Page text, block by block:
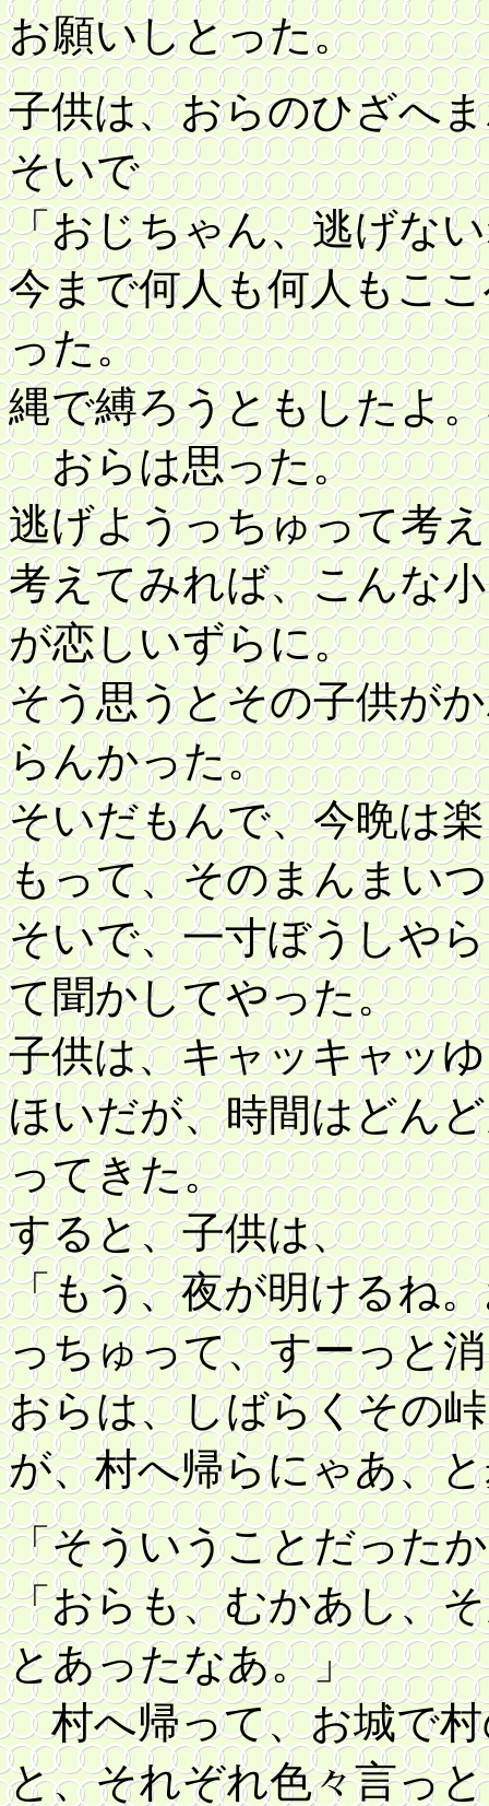
お願いしとった。
子供は、おらのひざへ
そいで
「おじちゃん、逃げな
今まで何人も何人もこ
った。
縄で縛ろうともしたよ
おらは思った。
逃げようっちゅって考
考えてみれば、こんな
が恋しいずらに。
そう思うとその子供が
らんかった。
そいだもんで、今晩は
もって、そのまんまい
そいで、一寸ぼうしや
て聞かしてやった。
子供は、キャッキャッ
ほいだが、時間はどん
ってきた。
すると、子供は、
「もう、夜が明けるね
っちゅって、すーっと
おらは、しばらくその
が、村へ帰らにゃあ、
「そういうことだった
「おらも、むかあし、
とあったなあ。」
村へ帰って、お城で村
と、それぞれ色々言っ